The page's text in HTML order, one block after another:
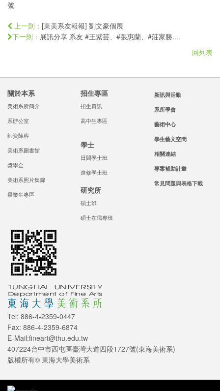
號
上一則： [東美系友報報] 劉文豪個展
下一則： 展訊分享 系友 #王紫芸、#張惠蘭、#莊家勝....
回列表
關於本系
美術系所簡介
系辦公室
師資陣容
美術系圖書館
獎學金
美術系照片集錦
畢業生專區
招生專區
招生資訊
高中生專區
學士
日間學士班
進修學士班
研究所
碩士班
碩士在職專班
新訊與活動
系所學會
藝術中心
學生藝文空間
相關連結
專案補助計畫
常見問題與表格下載
Tel: 886-4-2359-0447
Fax: 886-4-2359-6874
E-Mail:fineart@thu.edu.tw
407224台中市西屯區臺灣大道四段1727號(東海美術系)
版權所有© 東海大學美術系